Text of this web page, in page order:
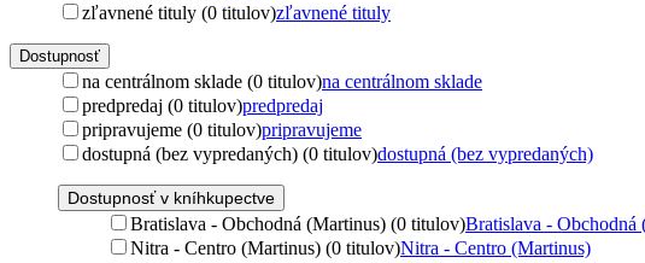
zľavnené tituly (0 titulov)zľavnené tituly
Dostupnosť
na centrálnom sklade (0 titulov)na centrálnom sklade
predpredaj (0 titulov)predpredaj
pripravujeme (0 titulov)pripravujeme
dostupná (bez vypredaných) (0 titulov)dostupná (bez vypredaných)
Dostupnosť v kníhkupectve
Bratislava - Obchodná (Martinus) (0 titulov)Bratislava - Obchodná
Nitra - Centro (Martinus) (0 titulov)Nitra - Centro (Martinus)